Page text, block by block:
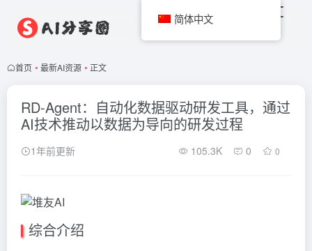
首页 • 最新AI资源 • 正文
RD-Agent：自动化数据驱动研发工具，通过
AI技术推动以数据为导向的研发过程
1年前更新 105.3K 0 0
综合介绍
简体中文